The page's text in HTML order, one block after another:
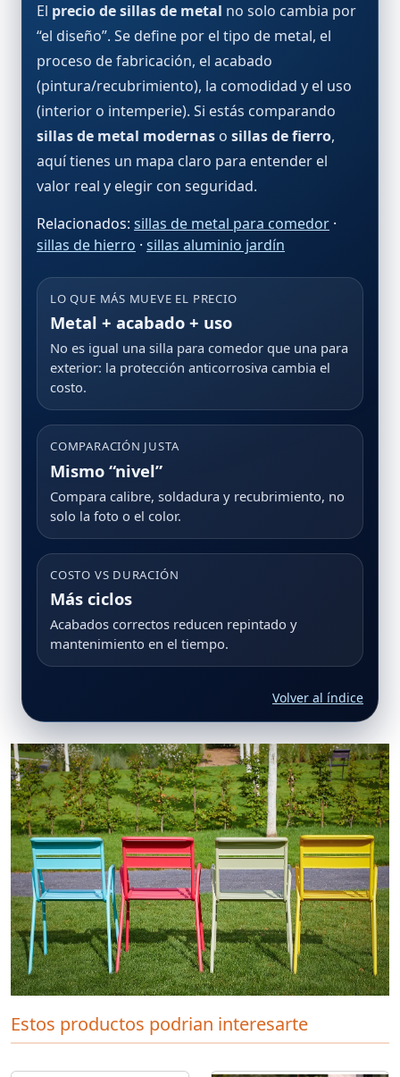
El precio de sillas de metal no solo cambia por
“el diseño”. Se define por el tipo de metal, el
proceso de fabricación, el acabado
(pintura/recubrimiento), la comodidad y el uso
(interior o intemperie). Si estás comparando
sillas de metal modernas o sillas de fierro,
aquí tienes un mapa claro para entender el
valor real y elegir con seguridad.
Relacionados: sillas de metal para comedor ·
sillas de hierro · sillas aluminio jardín
LO QUE MÁS MUEVE EL PRECIO
Metal + acabado + uso
No es igual una silla para comedor que una para
exterior: la protección anticorrosiva cambia el
costo.
COMPARACIÓN JUSTA
Mismo “nivel”
Compara calibre, soldadura y recubrimiento, no
solo la foto o el color.
COSTO VS DURACIÓN
Más ciclos
Acabados correctos reducen repintado y
mantenimiento en el tiempo.
Volver al índice
Estos productos podrian interesarte